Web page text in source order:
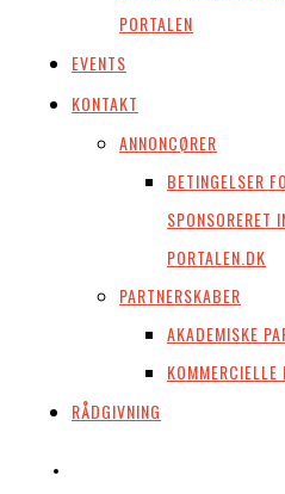
PORTALEN
EVENTS
KONTAKT
ANNONCØRER
BETINGELSER
SPONSORERET
PORTALEN.DK
PARTNERSKABER
AKADEMISKE
KOMMERCIELLE
RÅDGIVNING